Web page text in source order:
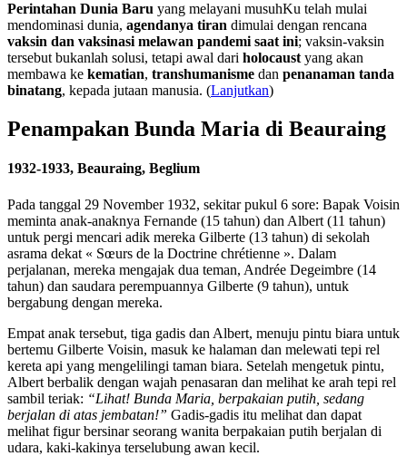
Perintahan Dunia Baru yang melayani musuhKu telah mulai
mendominasi dunia, agendanya tiran dimulai dengan rencana
vaksin dan vaksinasi melawan pandemi saat ini; vaksin-vaksin
tersebut bukanlah solusi, tetapi awal dari holocaust yang akan
membawa ke kematian, transhumanisme dan penanaman tanda
binatang, kepada jutaan manusia. (Lanjutkan)
Penampakan Bunda Maria di Beauraing
1932-1933, Beauraing, Beglium
Pada tanggal 29 November 1932, sekitar pukul 6 sore: Bapak Voisin
meminta anak-anaknya Fernande (15 tahun) dan Albert (11 tahun)
untuk pergi mencari adik mereka Gilberte (13 tahun) di sekolah
asrama dekat « Sœurs de la Doctrine chrétienne ». Dalam
perjalanan, mereka mengajak dua teman, Andrée Degeimbre (14
tahun) dan saudara perempuannya Gilberte (9 tahun), untuk
bergabung dengan mereka.
Empat anak tersebut, tiga gadis dan Albert, menuju pintu biara untuk
bertemu Gilberte Voisin, masuk ke halaman dan melewati tepi rel
kereta api yang mengelilingi taman biara. Setelah mengetuk pintu,
Albert berbalik dengan wajah penasaran dan melihat ke arah tepi rel
sambil teriak: “Lihat! Bunda Maria, berpakaian putih, sedang
berjalan di atas jembatan!” Gadis-gadis itu melihat dan dapat
melihat figur bersinar seorang wanita berpakaian putih berjalan di
udara, kaki-kakinya terselubung awan kecil.